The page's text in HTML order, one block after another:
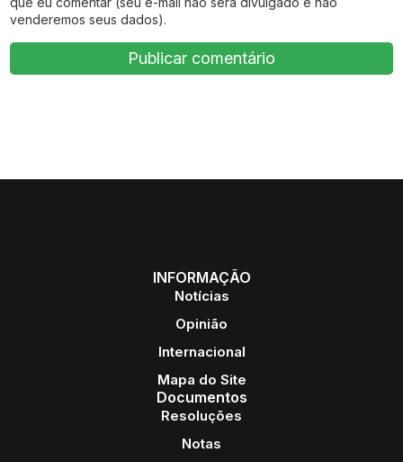
venderemos seus dados).
INFORMAÇÃO
Notícias
Opinião
Internacional
Mapa do Site
Documentos
Resoluções
Notas